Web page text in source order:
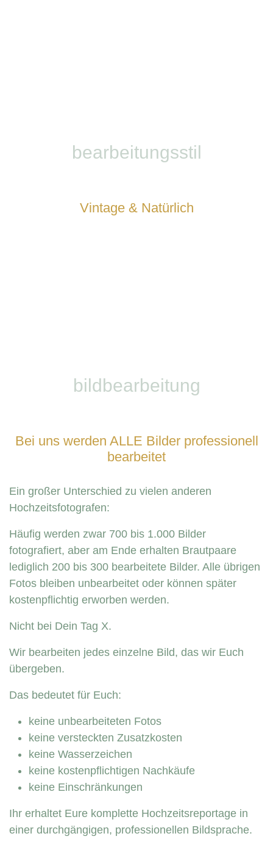
bearbeitungsstil
Vintage & Natürlich
bildbearbeitung
Bei uns werden ALLE Bilder professionell
bearbeitet
Ein großer Unterschied zu vielen anderen
Hochzeitsfotografen:
Häufig werden zwar 700 bis 1.000 Bilder
fotografiert, aber am Ende erhalten Brautpaare
lediglich 200 bis 300 bearbeitete Bilder. Alle übrigen
Fotos bleiben unbearbeitet oder können später
kostenpflichtig erworben werden.
Nicht bei Dein Tag X.
Wir bearbeiten jedes einzelne Bild, das wir Euch
übergeben.
Das bedeutet für Euch:
keine unbearbeiteten Fotos
keine versteckten Zusatzkosten
keine Wasserzeichen
keine kostenpflichtigen Nachkäufe
keine Einschränkungen
Ihr erhaltet Eure komplette Hochzeitsreportage in
einer durchgängigen, professionellen Bildsprache.